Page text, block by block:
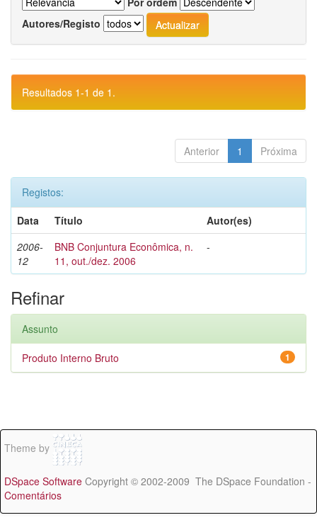
Autores/Registo
Resultados 1-1 de 1.
Anterior 1 Próxima
Registos:
Data
Título
Autor(es)
2006-
12
BNB Conjuntura Econômica, n.
11, out./dez. 2006
-
Refinar
Assunto
1
Produto Interno Bruto
Theme by
DSpace Software Copyright © 2002-2009 The DSpace Foundation -
Comentários